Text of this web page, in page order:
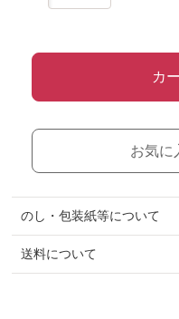
カ
お気に
のし・包装紙等について
送料について